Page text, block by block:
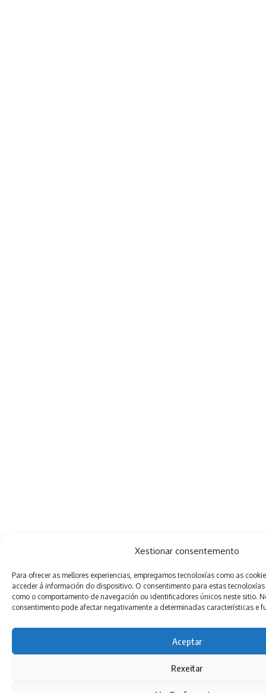
Xestionar consentemento
Para ofrecer as mellores experiencias, empregamos tecnoloxías como as
acceder á información do dispositivo. O consentimento para estas
como o comportamento de navegación ou identificadores únicos neste sitio.
consentimento pode afectar negativamente a determinadas características e
Aceptar
Rexeitar